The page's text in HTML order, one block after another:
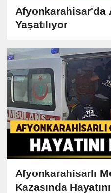
Afyonkarahisar'da
Yaşatılıyor
Afyonkarahisarlı
Kazasında